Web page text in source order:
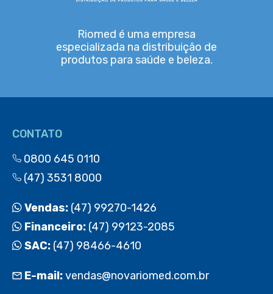
Riomed é uma empresa
especializada na distribuição de
produtos para saúde e beleza.
CONTATO
0800 645 0110
(47) 3531 8000
Vendas: (47) 99270-1426
Financeiro: (47) 99123-2085
SAC: (47) 98466-4610
E-mail:vendas@novariomed.com.br